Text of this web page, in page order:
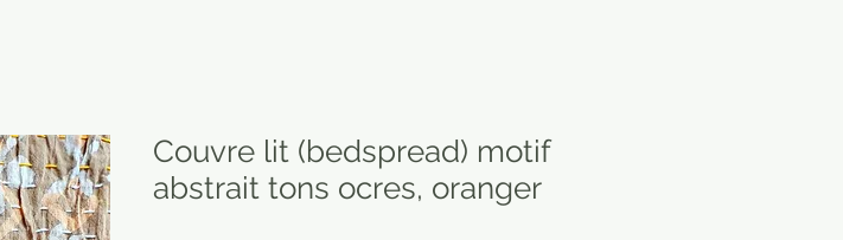
Couvre lit (bedspread) motif
abstrait tons ocres, oranger